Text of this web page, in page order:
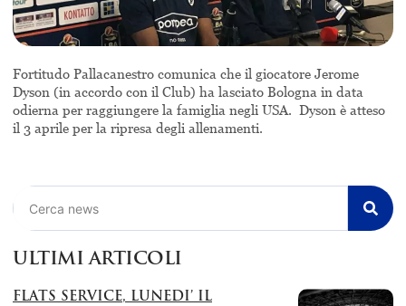
Fortitudo Pallacanestro comunica che il giocatore Jerome
Dyson (in accordo con il Club) ha lasciato Bologna in data
odierna per raggiungere la famiglia negli USA. Dyson è atteso
il 3 aprile per la ripresa degli allenamenti.
ULTIMI ARTICOLI
FLATS SERVICE, LUNEDI’ IL